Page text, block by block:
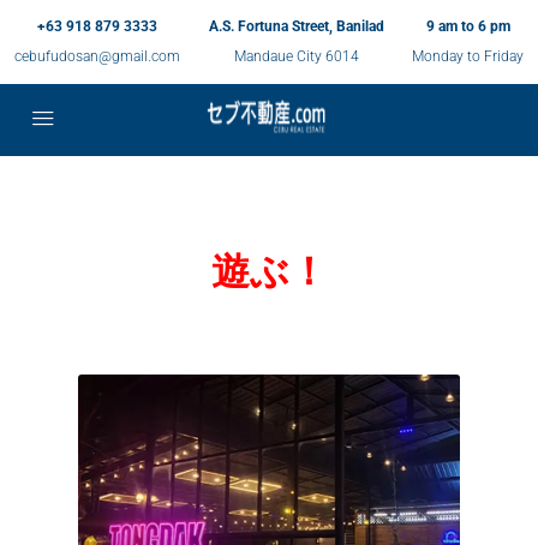
+63 918 879 3333
cebufudosan@gmail.com
A.S. Fortuna Street, Banilad
Mandaue City 6014
9 am to 6 pm
Monday to Friday
遊ぶ！